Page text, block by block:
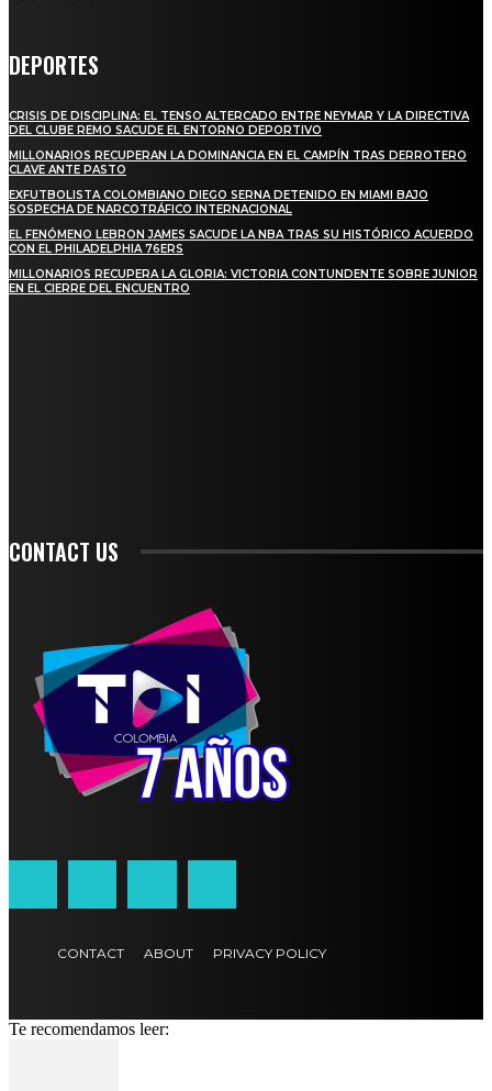
DEPORTES
CRISIS DE DISCIPLINA: EL TENSO ALTERCADO ENTRE NEYMAR Y LA DIRECTIVA
DEL CLUBE REMO SACUDE EL ENTORNO DEPORTIVO
MILLONARIOS RECUPERAN LA DOMINANCIA EN EL CAMPÍN TRAS DERROTERO
CLAVE ANTE PASTO
EXFUTBOLISTA COLOMBIANO DIEGO SERNA DETENIDO EN MIAMI BAJO
SOSPECHA DE NARCOTRÁFICO INTERNACIONAL
EL FENÓMENO LEBRON JAMES SACUDE LA NBA TRAS SU HISTÓRICO ACUERDO
CON EL PHILADELPHIA 76ERS
MILLONARIOS RECUPERA LA GLORIA: VICTORIA CONTUNDENTE SOBRE JUNIOR
EN EL CIERRE DEL ENCUENTRO
CONTACT US
CONTACT ABOUT PRIVACY POLICY
Te recomendamos leer: